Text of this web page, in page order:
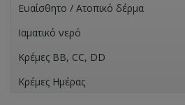
Ευαίσθητο / Ατοπικό δέρμα
Ιαματικό νερό
Κρέμες BB, CC, DD
Κρέμες Ημέρας